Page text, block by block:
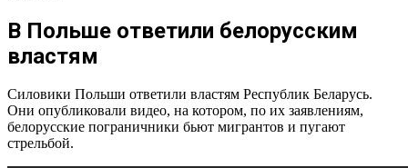
В Польше ответили белорусским
властям
Силовики Польши ответили властям Республик Беларусь.
Они опубликовали видео, на котором, по их заявлениям,
белорусские пограничники бьют мигрантов и пугают
стрельбой.